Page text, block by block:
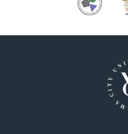
2019年度（平成30年
2015～2018年度（平